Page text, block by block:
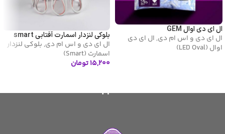
ال ای دی اوال GEM
ال ای دی و اس ام دی, ال ای دی
اوال (LED Oval)
بلوکی لنزدار اسمارت آفتابی smart
ال ای دی و اس ام دی, بلوکی لنزدار
اسمارت (Smart)
۱۵,۲۰۰تومان